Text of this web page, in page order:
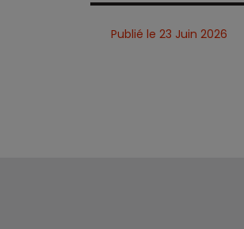
Publié le 23 Juin 2026